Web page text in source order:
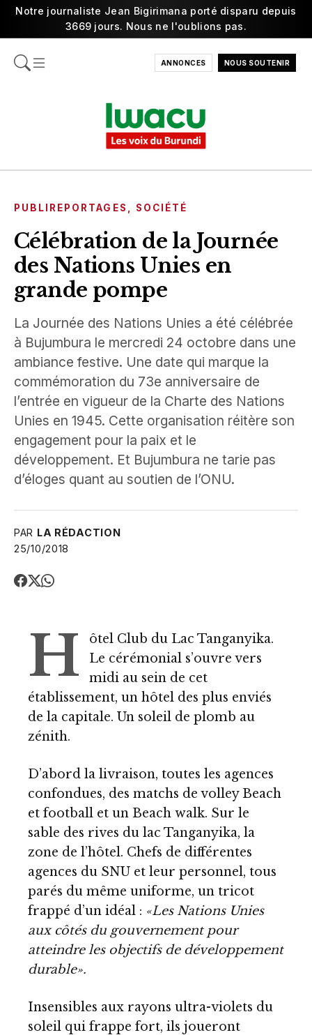
Notre journaliste Jean Bigirimana porté disparu depuis
3669 jours. Nous ne l'oublions pas.
ANNONCES NOUS SOUTENIR
PUBLIREPORTAGES SOCIÉTÉ
Célébration de la Journée
des Nations Unies en
grande pompe
La Journée des Nations Unies a été célébrée
à Bujumbura le mercredi 24 octobre dans une
ambiance festive. Une date qui marque la
commémoration du 73e anniversaire de
l’entrée en vigueur de la Charte des Nations
Unies en 1945. Cette organisation réitère son
engagement pour la paix et le
développement. Et Bujumbura ne tarie pas
d’éloges quant au soutien de l’ONU.
PAR LA RÉDACTION
25/10/2018
H
ôtel Club du Lac Tanganyika.
Le cérémonial s’ouvre vers
midi au sein de cet
établissement, un hôtel des plus enviés
de la capitale. Un soleil de plomb au
zénith.
D’abord la livraison, toutes les agences
confondues, des matchs de volley Beach
et football et un Beach walk. Sur le
sable des rives du lac Tanganyika, la
zone de l’hôtel. Chefs de différentes
agences du SNU et leur personnel, tous
parés du même uniforme, un tricot
frappé d’un idéal : «Les Nations Unies
aux côtés du gouvernement pour
atteindre les objectifs de développement
durable».
Insensibles aux rayons ultra-violets du
soleil qui frappe fort, ils joueront